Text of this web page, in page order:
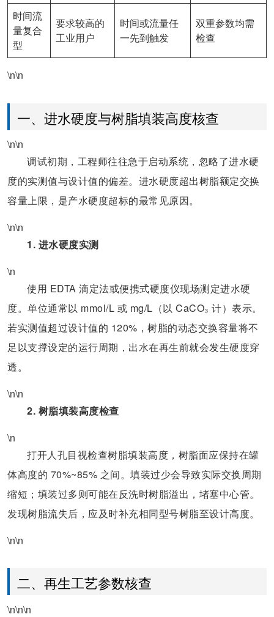
时间流
量复合
型
要求较高的
工业用户
时间或流量任
一先到触发
双重参数均需
检查
\n\n
一、进水硬度与树脂填装高度核查
\n\n
调试初期，工程师往往急于启动系统，忽略了进水硬
度的实测值与设计值的偏差。进水硬度超出树脂额定交换
容量上限，是产水硬度超标的最常见原因。
\n\n
1. 进水硬度实测
\n
使用 EDTA 滴定法或便携式硬度仪现场测定进水硬
度。单位通常以 mmol/L 或 mg/L（以 CaCO₃ 计）表示。
若实测值超过设计值的 120%，树脂的动态交换容量将不
足以支撑设定的运行周期，出水在再生前就会发生硬度穿
透。
\n\n
2. 树脂填装高度检查
\n
打开人孔目视检查树脂填装高度，树脂面应保持在罐
体高度的 70%~85% 之间。填装过少会导致实际交换周期
缩短；填装过多则可能在反洗时树脂溢出，堵塞中心管。
发现树脂流失后，应及时补充相同型号树脂至设计高度。
\n\n
二、再生工艺参数核查
\n\n\n